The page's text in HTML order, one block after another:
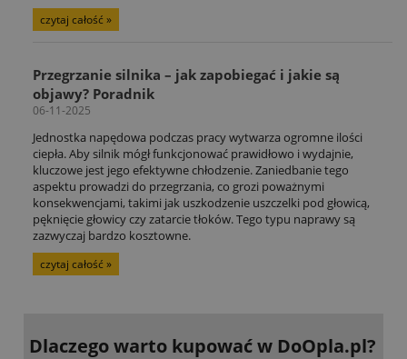
czytaj całość »
Przegrzanie silnika – jak zapobiegać i jakie są
objawy? Poradnik
06-11-2025
Jednostka napędowa podczas pracy wytwarza ogromne ilości
ciepła. Aby silnik mógł funkcjonować prawidłowo i wydajnie,
kluczowe jest jego efektywne chłodzenie. Zaniedbanie tego
aspektu prowadzi do przegrzania, co grozi poważnymi
konsekwencjami, takimi jak uszkodzenie uszczelki pod głowicą,
pęknięcie głowicy czy zatarcie tłoków. Tego typu naprawy są
zazwyczaj bardzo kosztowne.
czytaj całość »
Dlaczego warto kupowaćw DoOpla.pl?